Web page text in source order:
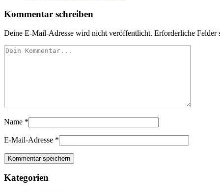
Kommentar schreiben
Deine E-Mail-Adresse wird nicht veröffentlicht. Erforderliche Felder
Name *
E-Mail-Adresse *
Kategorien